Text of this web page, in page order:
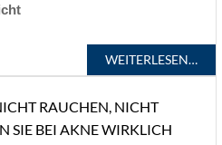
WEITERLESEN…
RAUCHEN, NICHT
SIE BEI AKNE WIRKLICH